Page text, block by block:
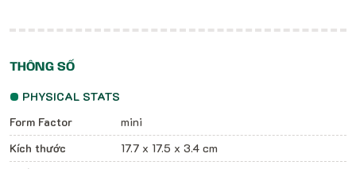
THÔNG SỐ
PHYSICAL STATS
Form Factor
mini
Kích thước
17.7 x 17.5 x 3.4 cm